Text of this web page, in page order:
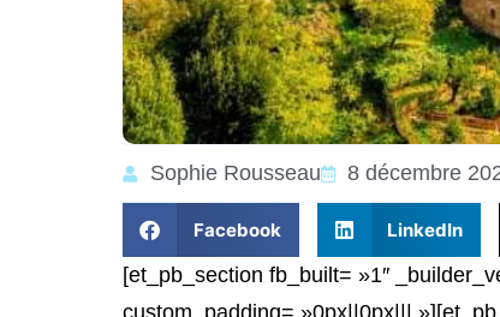
Sophie Rousseau 8 décembre
Facebook LinkedIn
[et_pb_section fb_built= »1″